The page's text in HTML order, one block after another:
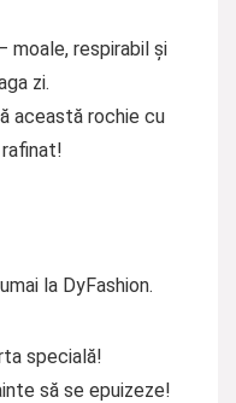
moale, respirabil și
zi.
această rochie cu
la DyFashion.
specială!
să se epuizeze!